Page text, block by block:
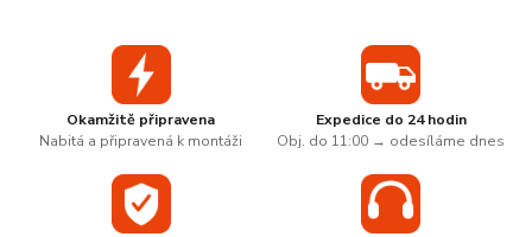
Okamžitě připravena
Nabitá a připravená k montáži
Expedice do 24 hodin
Obj. do 11:00 → odesíláme dnes